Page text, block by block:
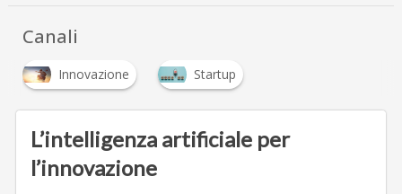
Canali
Innovazione Startup
L’intelligenza artificiale per
l’innovazione